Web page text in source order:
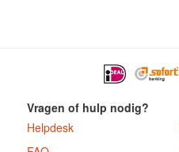
Vragen of hulp nodig?
Helpdesk